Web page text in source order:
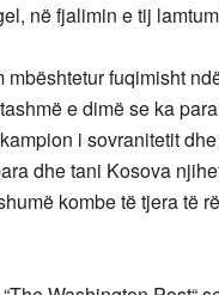
në fjalimin e tij
mbështetur fuqimisht
e dimë se ka
i sovranitetit
dhe tani Kosova
kombe të tjera të